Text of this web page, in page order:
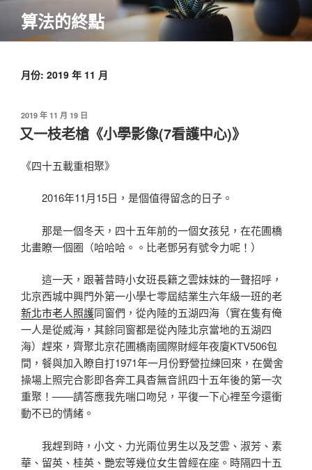
主
算法的終點
月份: 2019 年 11 月
發
佈
於
2019 年 11 月 19 日
又一枝老槍《小學影像(7看護中心)》
《四十五載重相聚》
2016年11月15日，是個值得留念的日子。
那是一個冬天，四十五年前的一個女孩兒，在花圃橋
北畫瞭一個圈（哈哈哈。。比老鄧另有號令力呢！）
這一天，跟著昔時小女班長籍之雲妹妹的一聲招呼，
北京西城中興門外第一小學七零屆結業生六年級一班的老
新北市老人照護同窗們，從內陸的五湖四海（實在隻有俺
一人是從威海，其餘同窗都是從內陸北京當地的五湖四
海）趕來，齊聚北京花圃橋南國際財經年夜廈KTV506包
間，餐與加入瞭自打1971年一月份野營拉練回來，在黌舍
操場上照完合影即各奔工具杳無音訊四十五年後的第一次
重聚！——請答應我先喘口吻兒，平復一下心裡至今還衝
動不已的情緒。
我趕到時，小文、力光兩位男生以及芝雲、淑芳、素
華、留英、桂英、艷宏等幾位女生曾經在座。時隔四十五